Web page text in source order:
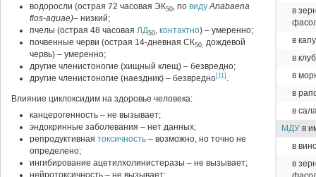
в
в
в
в
в
в
МДУ в
в
в
водоросли (острая 72 часовая ЭК50, по виду Anabaena
flos-aquae)– низкий;
пчелы (острая 48 часовая ЛД50, контактно) – умеренно;
почвенные черви (острая 14-дневная СК50, дождевой
червь) – умеренно;
другие членистоногие (хищный клещ) – безвредно;
другие членистоногие (наездник) – безвредно[11] .
Влияние циклоксидим на здоровье человека:
канцерогенность – не вызывает;
эндокринные заболевания – нет данных;
репродуктивная токсичность – возможно, но точно не
определено;
ингибирование ацетилхолинистеразы – не вызывает;
нейротоксичность – не вызывает;